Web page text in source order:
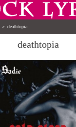
＞ deathtopia
deathtopia